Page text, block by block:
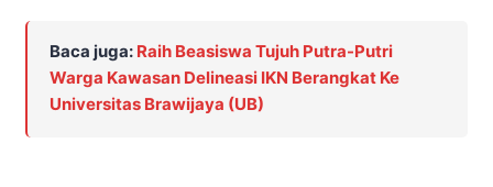
Baca juga: Raih Beasiswa Tujuh Putra-Putri
Warga Kawasan Delineasi IKN Berangkat Ke
Universitas Brawijaya (UB)